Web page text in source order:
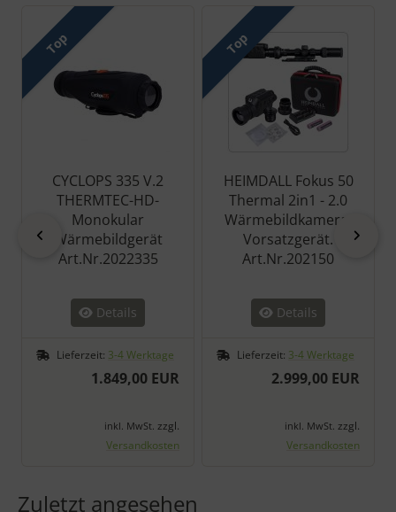
Es folgt ein Produktslider - navigieren Sie mit der Tab-Taste
zurück
Top
CYCLOPS 335 V.2
THERMTEC-HD-
Monokular
Wärmebildgerät
Art.Nr.2022335
Details
Lieferzeit: 3-4 Werktage
1.849,00 EUR
inkl. MwSt. zzgl.
Versandkosten
Top
HEIMDALL Fokus 50
Thermal 2in1 - 2.0
Wärmebildkamera-
Vorsatzgerät.
Art.Nr.202150
Details
Lieferzeit: 3-4 Werktage
2.999,00 EUR
inkl. MwSt. zzgl.
Versandkosten
Zuletzt angesehen